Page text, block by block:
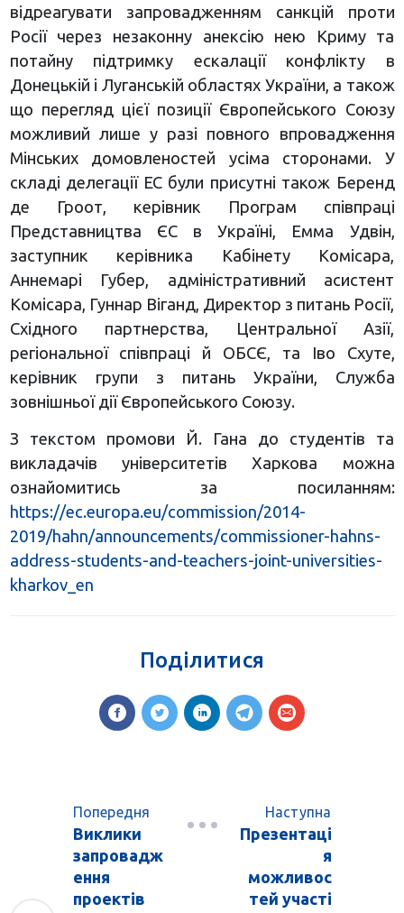
відреагувати запровадженням санкцій проти
Росії через незаконну анексію нею Криму та
потайну підтримку ескалації конфлікту в
Донецькій і Луганській областях України, а також
що перегляд цієї позиції Європейського Союзу
можливий лише у разі повного впровадження
Мінських домовленостей усіма сторонами. У
складі делегації ЕС були присутні також Беренд
де Гроот, керівник Програм співпраці
Представництва ЄС в Україні, Емма Удвін,
заступник керівника Кабінету Комісара,
Аннемарі Губер, адміністративний асистент
Комісара, Гуннар Віганд, Директор з питань Росії,
Східного партнерства, Центральної Азії,
регіональної співпраці й ОБСЄ, та Іво Схуте,
керівник групи з питань України, Служба
зовнішньої дії Європейського Союзу.
З текстом промови Й. Гана до студентів та
викладачів університетів Харкова можна
ознайомитись за посиланням:
https://ec.europa.eu/commission/2014-
2019/hahn/announcements/commissioner-hahns-
address-students-and-teachers-joint-universities-
kharkov_en
Поділитися
Попередня
Виклики
запровадж
ення
проектів
Наступна
Презентаці
я
можливос
тей участі